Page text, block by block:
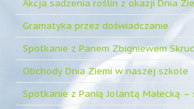
Akcja sadzenia roślin z okazji Dnia
Gramatyka przez doświadczanie
Spotkanie z Panem Zbigniewem
Obchody Dnia Ziemi w naszej szkole
Spotkanie z Panią Jolantą Małecką